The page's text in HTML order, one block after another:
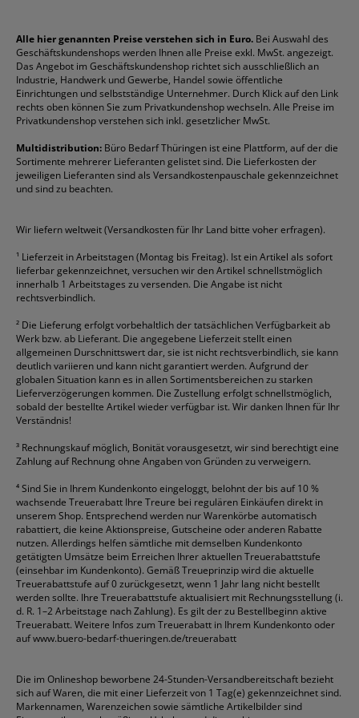
Reklamation / Retouren
Vertrag widerrufen (Privatkunden)
Rabatte & Aktionen
Briefumschläge
Druckerpatronen
Etiketten
Fineliner
Folienschreiber
Formulare
Gelschreiber
Geschäftsbücher
Klemmmappen
Kopierpapier
Korrekturmittel
Kugelschreiber
Mappen
Ordner
Packband
Permanentmarker
Taschenrechner
Textmarker
Tintenroller
Tintenpatronen
Toilettenpapier
Toner
Versandmaterial
Versandtaschen
Durable
DYMO
Edding
Esselte
Faber-Castell
Fellowes
Franken
Fripa
HP
Pentel
Pelikan
Pilot
Pritt
Schneider
Stabilo
Staedtler
alle Marken anzeigen
Alle hier genannten Preise verstehen sich in Euro. Bei Auswahl des
Geschäftskundenshops werden Ihnen alle Preise exkl. MwSt. angezeigt.
Das Angebot im Geschäftskundenshop richtet sich ausschließlich an
Industrie, Handwerk und Gewerbe, Handel sowie öffentliche
Einrichtungen und selbstständige Unternehmer. Durch Klick auf den Link
rechts oben können Sie zum Privatkundenshop wechseln. Alle Preise im
Privatkundenshop verstehen sich inkl. gesetzlicher MwSt.
Multidistribution: Büro Bedarf Thüringen ist eine Plattform, auf der die
Sortimente mehrerer Lieferanten gelistet sind. Die Lieferkosten der
jeweiligen Lieferanten sind als Versandkostenpauschale gekennzeichnet
und sind zu beachten.
Wir liefern weltweit (Versandkosten für Ihr Land bitte voher erfragen).
¹ Lieferzeit in Arbeitstagen (Montag bis Freitag). Ist ein Artikel als sofort
lieferbar gekennzeichnet, versuchen wir den Artikel schnellstmöglich
innerhalb 1 Arbeitstages zu versenden. Die Angabe ist nicht
rechtsverbindlich.
² Die Lieferung erfolgt vorbehaltlich der tatsächlichen Verfügbarkeit ab
Werk bzw. ab Lieferant. Die angegebene Lieferzeit stellt einen
allgemeinen Durschnittswert dar, sie ist nicht rechtsverbindlich, sie kann
deutlich variieren und kann nicht garantiert werden. Aufgrund der
globalen Situation kann es in allen Sortimentsbereichen zu starken
Lieferverzögerungen kommen. Die Zustellung erfolgt schnellstmöglich,
sobald der bestellte Artikel wieder verfügbar ist. Wir danken Ihnen für Ihr
Verständnis!
³ Rechnungskauf möglich, Bonität vorausgesetzt, wir sind berechtigt eine
Zahlung auf Rechnung ohne Angaben von Gründen zu verweigern.
⁴Sind Sie in Ihrem Kundenkonto eingeloggt, belohnt der bis auf 10 %
wachsende Treuerabatt Ihre Treure bei regulären Einkäufen direkt in
unserem Shop. Entsprechend werden nur Warenkörbe automatisch
rabattiert, die keine Aktionspreise, Gutscheine oder anderen Rabatte
nutzen. Allerdings helfen sämtliche mit demselben Kundenkonto
getätigten Umsätze beim Erreichen Ihrer aktuellen Treuerabattstufe
(einsehbar im Kundenkonto). Gemäß Treueprinzip wird die aktuelle
Treuerabattstufe auf 0 zurückgesetzt, wenn 1 Jahr lang nicht bestellt
werden sollte. Ihre Treuerabattstufe aktualisiert mit Rechnungsstellung (i.
d. R. 1–2 Arbeitstage nach Zahlung). Es gilt der zu Bestellbeginn aktive
Treuerabatt. Weitere Infos zum Treuerabatt in Ihrem Kundenkonto oder
aufwww.buero-bedarf-thueringen.de/treuerabatt
Die im Onlineshop beworbene 24-Stunden-Versandbereitschaft bezieht
sich auf Waren, die mit einer Lieferzeit von 1 Tag(e) gekennzeichnet sind.
Markennamen, Warenzeichen sowie sämtliche Artikelbilder sind